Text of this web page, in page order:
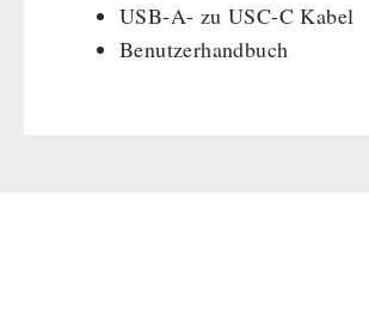
USB-A- zu USC-C Kabel
Benutzerhandbuch